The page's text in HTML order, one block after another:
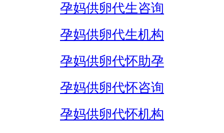
孕妈供卵代生咨询
孕妈供卵代生机构
孕妈供卵代怀助孕
孕妈供卵代怀咨询
孕妈供卵代怀机构